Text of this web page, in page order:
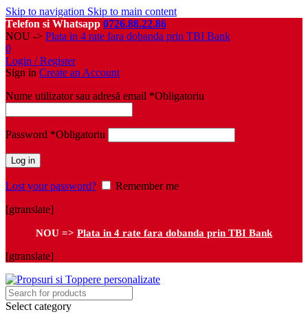
Skip to navigation Skip to main content
Telefon si Whatsapp 0726.88.22.86
NOU -> Plata in 4 rate fara dobanda prin TBI Bank
0
Login / Register
Sign in Create an Account
Nume utilizator sau adresă email *Obligatoriu
Password *Obligatoriu
Log in
Lost your password?
Remember me
[gtranslate]
NOU => Plata in 4 rate fara dobanda prin TBI Bank
[gtranslate]
Select category